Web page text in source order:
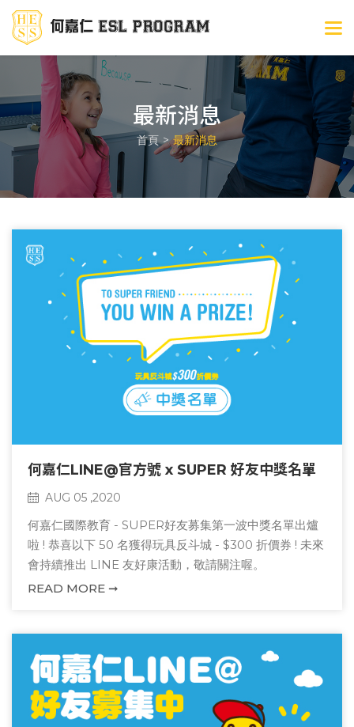
最新消息
首頁 最新消息
何嘉仁LINE@官方號 x SUPER 好友中獎名單
AUG 05 ,2020
何嘉仁國際教育 - SUPER好友募集第一波中獎名單出爐
啦 ! 恭喜以下 50 名獲得玩具反斗城 - $300 折價券 ! 未來
會持續推出 LINE 友好康活動，敬請關注喔。
READ MORE ➞